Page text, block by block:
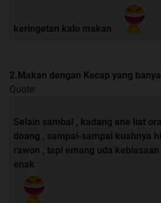
keringetan kalo makan
2.Makan dengan Kecap yang
Quote:
Selain sambal , kadang ane liat
doang , sampai-sampai kuahnya
rawon , tapi emang uda
enak